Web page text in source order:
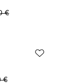
€
€